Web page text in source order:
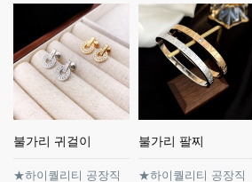
불가리 귀걸이
★하이퀄리티 공장직
불가리 팔찌
★하이퀄리티 공장직